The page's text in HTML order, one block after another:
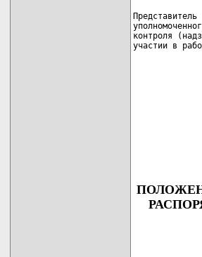
Представитель
контроля
участии в